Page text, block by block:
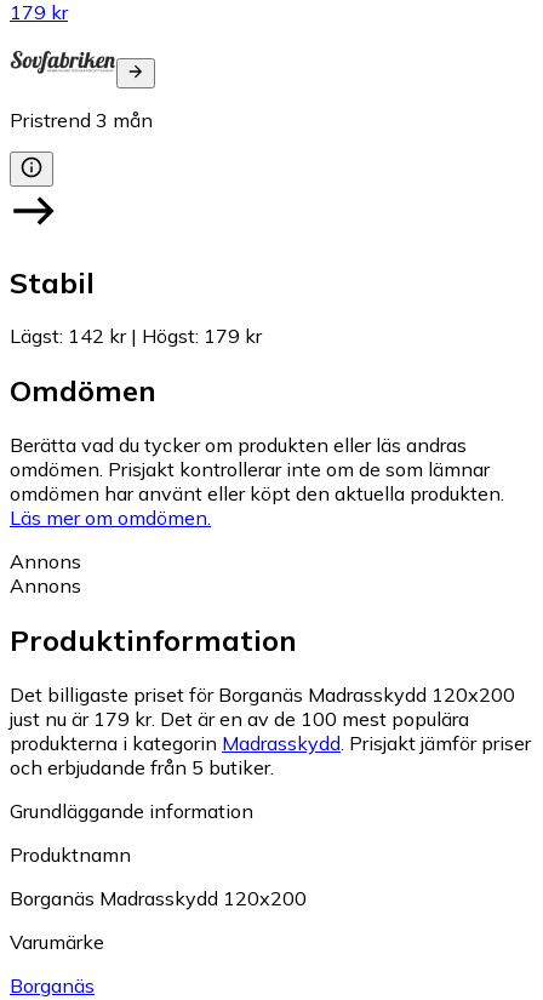
179 kr
Pristrend 3 mån
Stabil
Lägst: 142 kr| Högst: 179 kr
Omdömen
Berätta vad du tycker om produkten eller läs andras
omdömen. Prisjakt kontrollerar inte om de som lämnar
omdömen har använt eller köpt den aktuella produkten.
Läs mer om omdömen.
Annons
Annons
Produktinformation
Det billigaste priset för Borganäs Madrasskydd 120x200
just nu är 179 kr. Det är en av de 100 mest populära
produkterna i kategorin Madrasskydd. Prisjakt jämför priser
och erbjudande från 5 butiker.
Grundläggande information
Produktnamn
Borganäs Madrasskydd 120x200
Varumärke
Borganäs